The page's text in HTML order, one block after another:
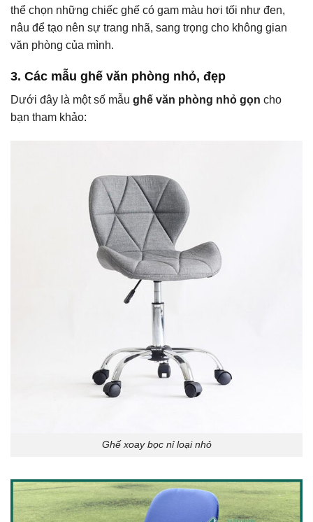
thể chọn những chiếc ghế có gam màu hơi tối như đen,
nâu để tạo nên sự trang nhã, sang trọng cho không gian
văn phòng của mình.
3. Các mẫu ghế văn phòng nhỏ, đẹp
Dưới đây là một số mẫu ghế văn phòng nhỏ gọn cho
bạn tham khảo:
Ghế xoay bọc nỉ loại nhỏ